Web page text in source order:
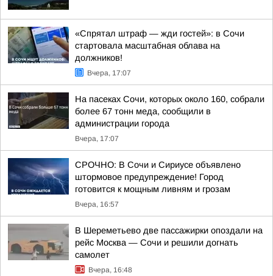
«Спрятал штраф — жди гостей»: в Сочи
стартовала масштабная облава на
должников!
Вчера, 17:07
На пасеках Сочи, которых около 160, собрали
более 67 тонн меда, сообщили в
администрации города
Вчера, 17:07
СРОЧНО: В Сочи и Сириусе объявлено
штормовое предупреждение! Город
готовится к мощным ливням и грозам
Вчера, 16:57
В Шереметьево две пассажирки опоздали на
рейс Москва — Сочи и решили догнать
самолет
Вчера, 16:48